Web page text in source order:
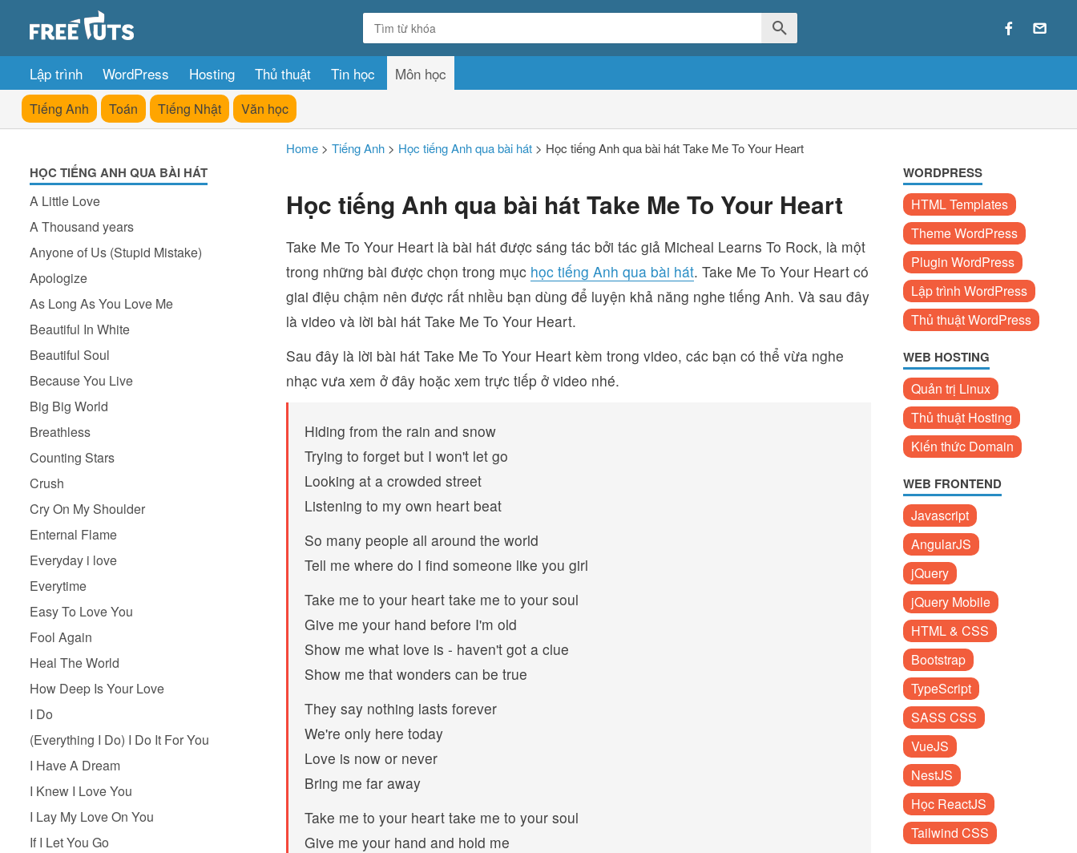
Lập trình WordPress Hosting Thủ thuật Tin học Môn học
Tiếng Anh Toán Tiếng Nhật Văn học
HỌC TIẾNG ANH QUA BÀI HÁT
A Little Love
A Thousand years
Anyone of Us (Stupid Mistake)
Apologize
As Long As You Love Me
Beautiful In White
Beautiful Soul
Because You Live
Big Big World
Breathless
Counting Stars
Crush
Cry On My Shoulder
Enternal Flame
Everyday i love
Everytime
Easy To Love You
Fool Again
Heal The World
How Deep Is Your Love
I Do
(Everything I Do) I Do It For You
I Have A Dream
I Knew I Love You
I Lay My Love On You
If I Let You Go
Home > Tiếng Anh > Học tiếng Anh qua bài hát > Học tiếng Anh qua bài hát Take Me To Your Heart
Học tiếng Anh qua bài hát Take Me To Your Heart
Take Me To Your Heart là bài hát được sáng tác bởi tác giả Micheal Learns To Rock, là một
trong những bài được chọn trong mục học tiếng Anh qua bài hát. Take Me To Your Heart có
giai điệu chậm nên được rất nhiều bạn dùng để luyện khả năng nghe tiếng Anh. Và sau đây
là video và lời bài hát Take Me To Your Heart.
Sau đây là lời bài hát Take Me To Your Heart kèm trong video, các bạn có thể vừa nghe
nhạc vưa xem ở đây hoặc xem trực tiếp ở video nhé.
Hiding from the rain and snow
Trying to forget but I won't let go
Looking at a crowded street
Listening to my own heart beat
So many people all around the world
Tell me where do I find someone like you girl
Take me to your heart take me to your soul
Give me your hand before I'm old
Show me what love is - haven't got a clue
Show me that wonders can be true
They say nothing lasts forever
We're only here today
Love is now or never
Bring me far away
Take me to your heart take me to your soul
Give me your hand and hold me
WORDPRESS
HTML Templates
Theme WordPress
Plugin WordPress
Lập trình WordPress
Thủ thuật WordPress
WEB HOSTING
Quản trị Linux
Thủ thuật Hosting
Kiến thức Domain
WEB FRONTEND
Javascript
AngularJS
jQuery
jQuery Mobile
HTML & CSS
Bootstrap
TypeScript
SASS CSS
VueJS
NestJS
Học ReactJS
Tailwind CSS